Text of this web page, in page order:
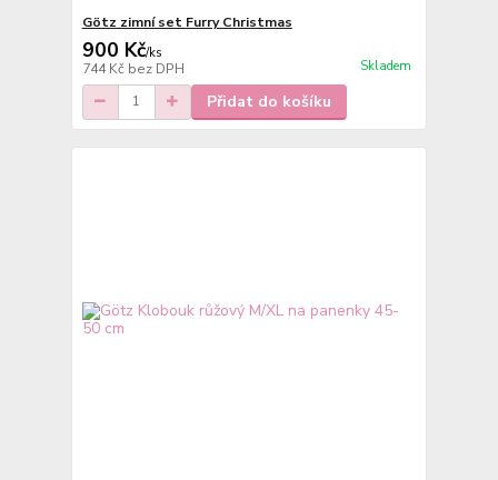
Götz zimní set Furry Christmas
900 Kč/ks
744 Kč bez DPH Skladem
Přidat do košíku